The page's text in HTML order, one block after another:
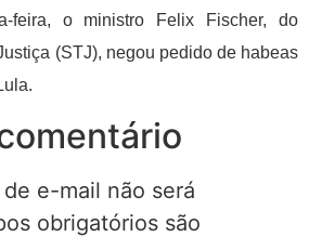
feira, o ministro Felix Fischer, do
(STJ), negou pedido de habeas
e-mail não será
obrigatórios são